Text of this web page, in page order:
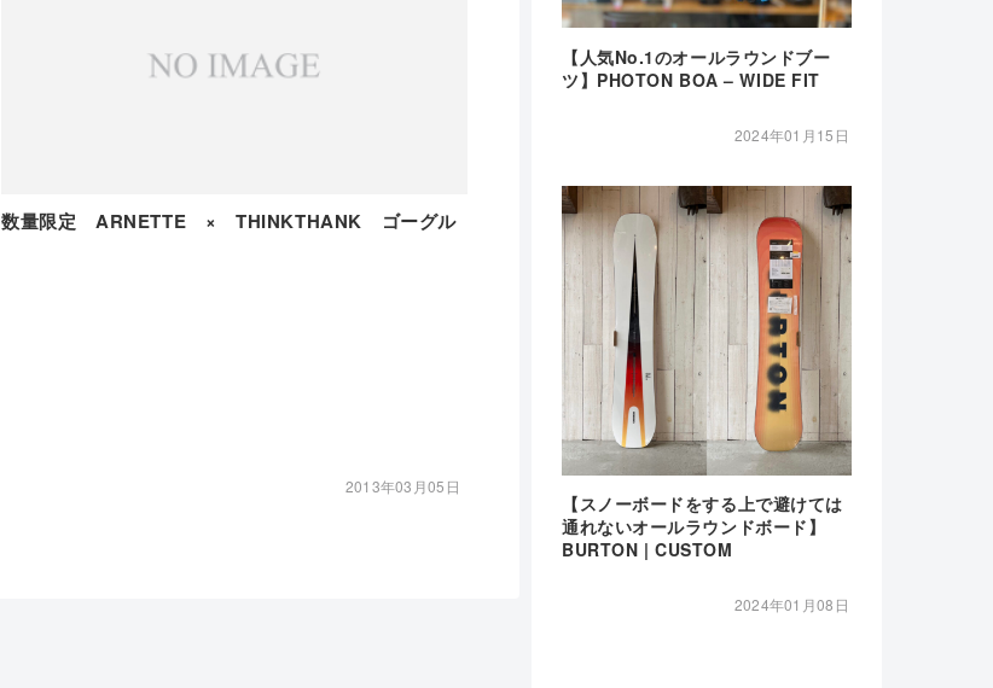
数量限定 ARNETTE × THINKTHANK ゴーグル
2013年03月05日
【人気No.1のオールラウンドブー
ツ】PHOTON BOA – WIDE FIT
2024年01月15日
【スノーボードをする上で避けては
通れないオールラウンドボード】
BURTON | CUSTOM
2024年01月08日